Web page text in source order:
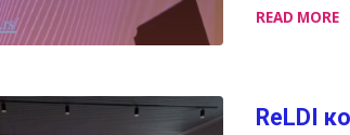
READ MORE
ReLDI